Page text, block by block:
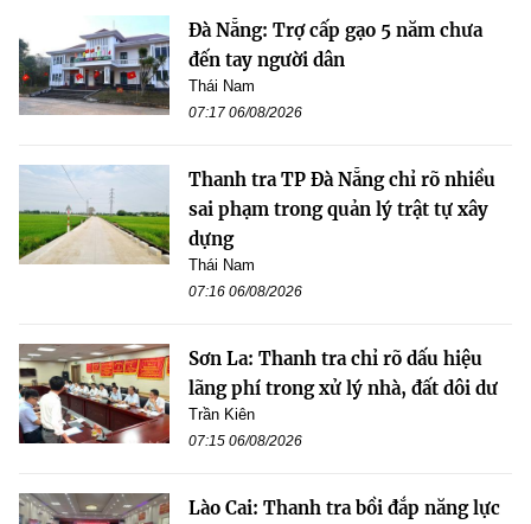
Đà Nẵng: Trợ cấp gạo 5 năm chưa
đến tay người dân
Thái Nam
07:17 06/08/2026
Thanh tra TP Đà Nẵng chỉ rõ nhiều
sai phạm trong quản lý trật tự xây
dựng
Thái Nam
07:16 06/08/2026
Sơn La: Thanh tra chỉ rõ dấu hiệu
lãng phí trong xử lý nhà, đất dôi dư
Trần Kiên
07:15 06/08/2026
Lào Cai: Thanh tra bồi đắp năng lực